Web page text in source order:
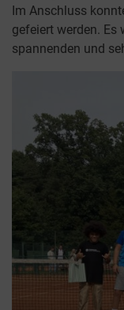
Im Anschluss
gefeiert werden. Es
spannenden und